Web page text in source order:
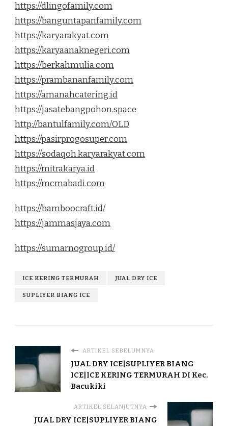
https://dlingofamily.com
https://banguntapanfamily.com
https://karyarakyat.com
https://karyaanaknegeri.com
https://berkahmulia.com
https://prambananfamily.com
https://amanahcatering.id
https://jasatebangpohon.space
http://bantulfamily.com/OLD
https://pasirprogosuper.com
https://sodaqoh.karyarakyat.com
https://mitrakarya.id
https://mcmabadi.com
https://bamboocraft.id/
https://jammasjaya.com
https://sumarnogroup.id/
ICE KERING TERMURAH JUAL DRY ICE
SUPLIYER BIANG ICE
ARTIKEL SEBELUMNYA
JUAL DRY ICE|SUPLIYER BIANG
ICE|ICE KERING TERMURAH DI Kec.
Bacukiki
ARTIKEL SELANJUTNYA
JUAL DRY ICE|SUPLIYER BIANG